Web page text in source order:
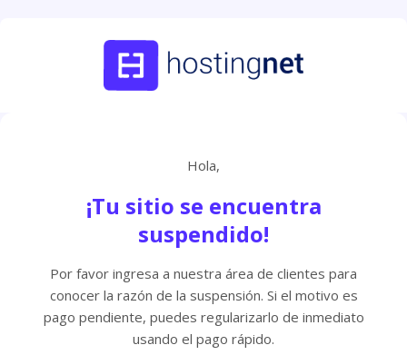
Hola,
¡Tu sitio se encuentra
suspendido!
Por favor ingresa a nuestra área de clientes para
conocer la razón de la suspensión. Si el motivo es
pago pendiente, puedes regularizarlo de inmediato
usando el pago rápido.